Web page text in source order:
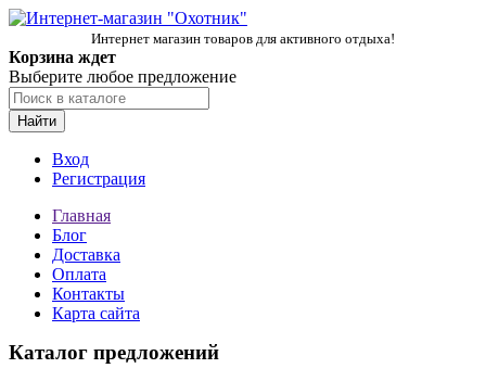
Интернет магазин товаров для активного отдыха!
Корзина ждет
Выберите любое предложение
Найти
Вход
Регистрация
Главная
Блог
Доставка
Оплата
Контакты
Карта сайта
Каталог предложений